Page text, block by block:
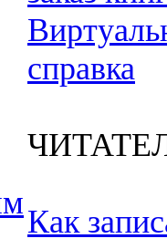
справка
Как